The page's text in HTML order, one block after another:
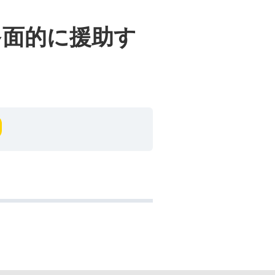
的に援助す